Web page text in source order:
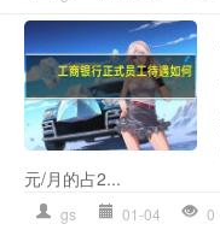
元/月的占2...
gs 01-04 0